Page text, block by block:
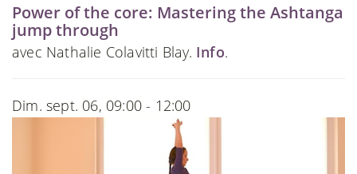
Power of the core: Mastering the Ashtanga
jump through
avec Nathalie Colavitti Blay. Info.
Dim. sept. 06, 09:00 - 12:00